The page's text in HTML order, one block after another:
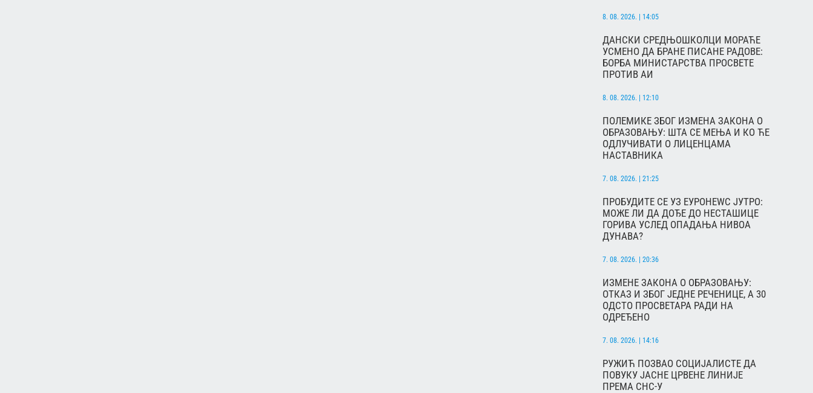
8. 08. 2026. | 14:05
ДАНСКИ СРЕДЊОШКОЛЦИ МОРАЋЕ
УСМЕНО ДА БРАНЕ ПИСАНЕ РАДОВЕ:
БОРБА МИНИСТАРСТВА ПРОСВЕТЕ
ПРОТИВ АИ
8. 08. 2026. | 12:10
ПОЛЕМИКЕ ЗБОГ ИЗМЕНА ЗАКОНА О
ОБРАЗОВАЊУ: ШТА СЕ МЕЊА И КО ЋЕ
ОДЛУЧИВАТИ О ЛИЦЕНЦАМА
НАСТАВНИКА
7. 08. 2026. | 21:25
ПРОБУДИТЕ СЕ УЗ ЕУРОНЕWС ЈУТРО:
МОЖЕ ЛИ ДА ДОЂЕ ДО НЕСТАШИЦЕ
ГОРИВА УСЛЕД ОПАДАЊА НИВОА
ДУНАВА?
7. 08. 2026. | 20:36
ИЗМЕНЕ ЗАКОНА О ОБРАЗОВАЊУ:
ОТКАЗ И ЗБОГ ЈЕДНЕ РЕЧЕНИЦЕ, А 30
ОДСТО ПРОСВЕТАРА РАДИ НА
ОДРЕЂЕНО
7. 08. 2026. | 14:16
РУЖИЋ ПОЗВАО СОЦИЈАЛИСТЕ ДА
ПОВУКУ ЈАСНЕ ЦРВЕНЕ ЛИНИЈЕ
ПРЕМА СНС-У